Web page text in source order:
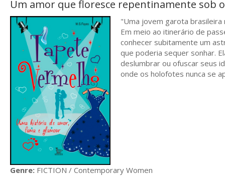
Um amor que floresce repentinamente sob
"Uma jovem garota
Em meio ao itinerário de
conhecer subitamente um
que poderia sequer sonhar.
deslumbrar ou ofuscar seus
onde os holofotes nunca se
Genre: FICTION / Contemporary Women